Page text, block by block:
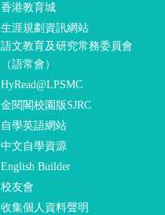
香港教育城
生涯規劃資訊網站
語文教育及研究常務委員會
（語常會）
HyRead@LPSMC
金閱閣校園版SJRC
自學英語網站
中文自學資源
English Builder
校友會
收集個人資料聲明